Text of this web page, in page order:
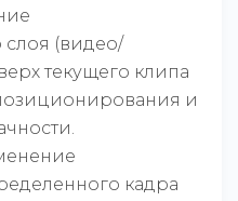
слоя (видео/
текущего клипа
и
кадра